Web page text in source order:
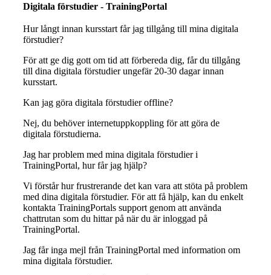
Digitala förstudier - TrainingPortal
Hur långt innan kursstart får jag tillgång till mina digitala
förstudier?
För att ge dig gott om tid att förbereda dig, får du tillgång
till dina digitala förstudier ungefär 20-30 dagar innan
kursstart.
Kan jag göra digitala förstudier offline?
Nej, du behöver internetuppkoppling för att göra de
digitala förstudierna.
Jag har problem med mina digitala förstudier i
TrainingPortal, hur får jag hjälp?
Vi förstår hur frustrerande det kan vara att stöta på problem
med dina digitala förstudier. För att få hjälp, kan du enkelt
kontakta TrainingPortals support genom att använda
chattrutan som du hittar på när du är inloggad på
TrainingPortal.
Jag får inga mejl från TrainingPortal med information om
mina digitala förstudier.